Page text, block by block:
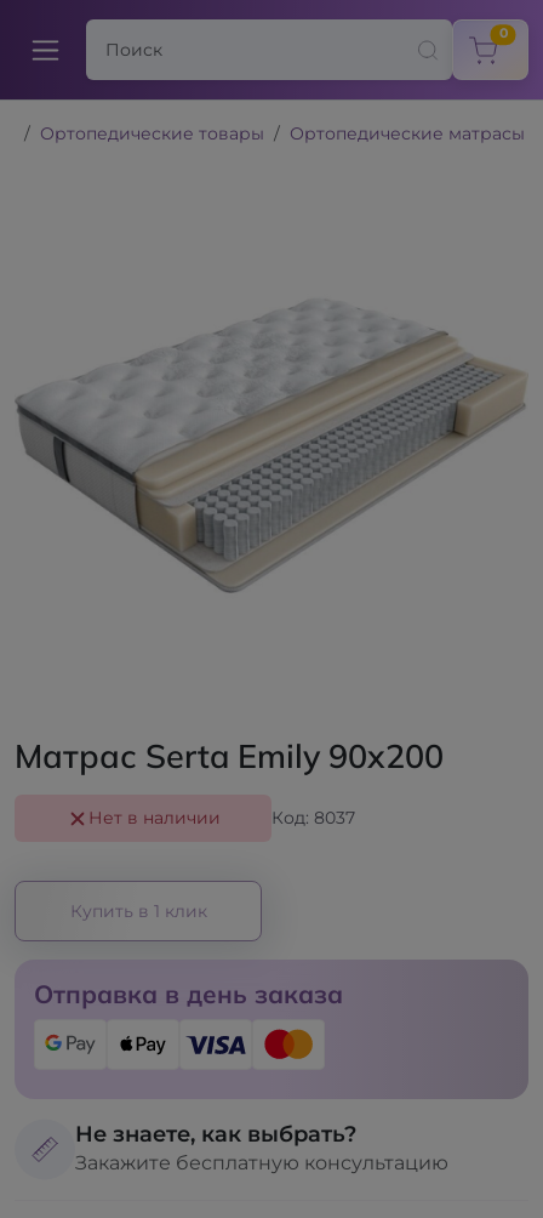
0
Ортопедические товары Ортопедические матрасы
Матрас Serta Emily 90x200
Нет в наличии Код: 8037
Купить в 1 клик
Отправка в день заказа
Не знаете, как выбрать?
Закажите бесплатную консультацию